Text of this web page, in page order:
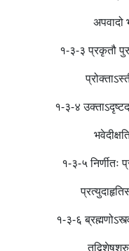
अपवादो
१-३-३ प्रकृतौ
१-३-४
१-३-५ निर्णीतः
१-३-६